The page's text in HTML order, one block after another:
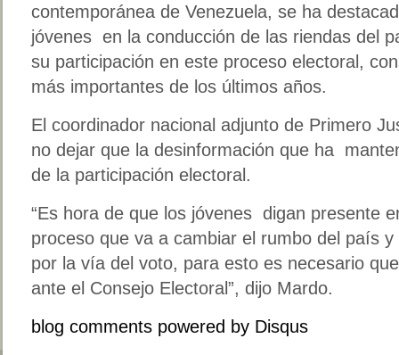
contemporánea de Venezuela, se ha
jóvenes en la conducción de las riendas del
su participación en este proceso electoral,
más importantes de los últimos años.
El coordinador nacional adjunto de Primero
no dejar que la desinformación que ha
de la participación electoral.
“Es hora de que los jóvenes digan presente
proceso que va a cambiar el rumbo del país
por la vía del voto, para esto es necesario
ante el Consejo Electoral”, dijo Mardo.
blog comments powered by Disqus